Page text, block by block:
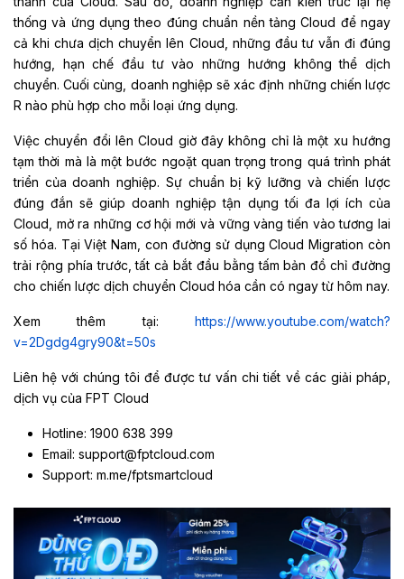
thống và ứng dụng theo đúng chuẩn nền tảng Cloud để ngay
cả khi chưa dịch chuyển lên Cloud, những đầu tư vẫn đi đúng
hướng, hạn chế đầu tư vào những hướng không thể dịch
chuyển. Cuối cùng, doanh nghiệp sẽ xác định những chiến lược
R nào phù hợp cho mỗi loại ứng dụng.
Việc chuyển đổi lên Cloud giờ đây không chỉ là một xu hướng
tạm thời mà là một bước ngoặt quan trọng trong quá trình phát
triển của doanh nghiệp. Sự chuẩn bị kỹ lưỡng và chiến lược
đúng đắn sẽ giúp doanh nghiệp tận dụng tối đa lợi ích của
Cloud, mở ra những cơ hội mới và vững vàng tiến vào tương lai
số hóa. Tại Việt Nam, con đường sử dụng Cloud Migration còn
trải rộng phía trước, tất cả bắt đầu bằng tấm bản đồ chỉ đường
cho chiến lược dịch chuyển Cloud hóa cần có ngay từ hôm nay.
Xem thêm tại: https://www.youtube.com/watch?
v=2Dgdg4gry90&t=50s
Liên hệ với chúng tôi để được tư vấn chi tiết về các giải pháp,
dịch vụ của FPT Cloud
Hotline: 1900 638 399
Email: support@fptcloud.com
Support: m.me/fptsmartcloud